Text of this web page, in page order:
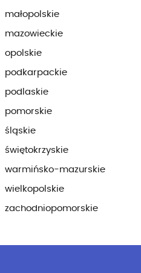
małopolskie
mazowieckie
opolskie
podkarpackie
podlaskie
pomorskie
śląskie
świętokrzyskie
warmińsko-mazurskie
wielkopolskie
zachodniopomorskie